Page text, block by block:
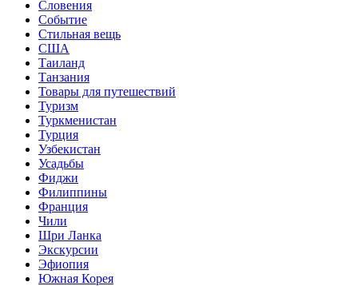
Словения
Событие
Стильная вещь
США
Таиланд
Танзания
Товары для путешествий
Туризм
Туркменистан
Турция
Узбекистан
Усадьбы
Фиджи
Филиппины
Франция
Чили
Шри Ланка
Экскурсии
Эфиопия
Южная Корея